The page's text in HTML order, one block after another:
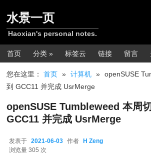
网
水景一页
Haoxian's personal notes.
主菜单
首页 分类 » 标签云 链接 留言
您在这里：首页 » 计算机 » openSUSE
到 GCC11 并完成 UsrMerge
openSUSE Tumbleweed 本周
GCC11 并完成 UsrMerge
发表于 2021-06-03 作者 H Zeng
浏览量 305 次